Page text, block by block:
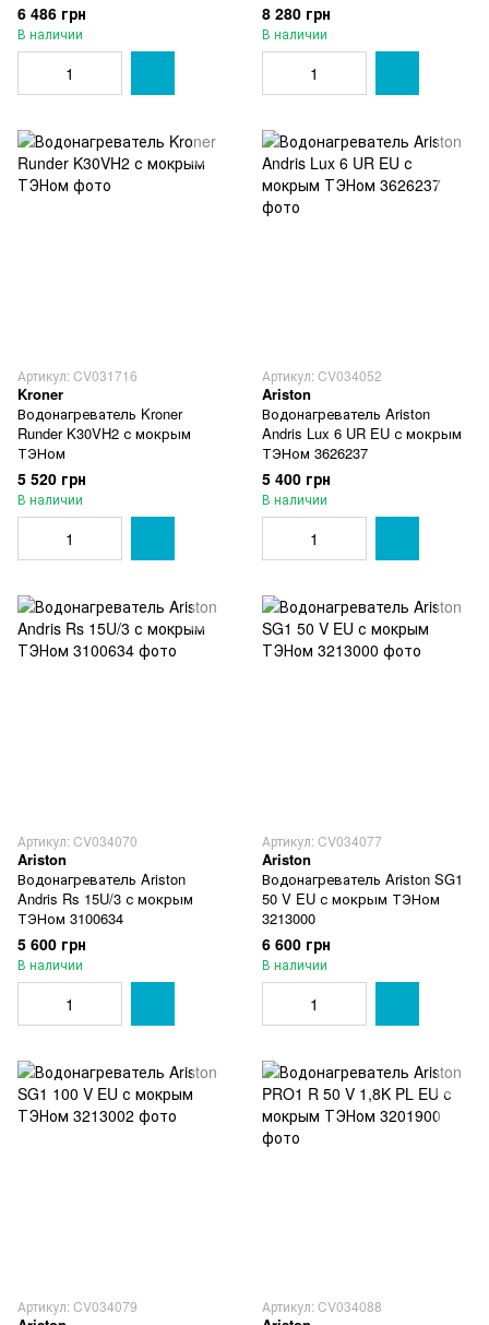
6 486 грн
В наличии
8 280 грн
В наличии
Артикул: CV031716
Kroner
Водонагреватель Kroner
Runder K30VH2 с мокрым
ТЭНом
5 520 грн
В наличии
Артикул: CV034052
Ariston
Водонагреватель Ariston
Andris Lux 6 UR EU с мокрым
ТЭНом 3626237
5 400 грн
В наличии
Артикул: CV034070
Ariston
Водонагреватель Ariston
Andris Rs 15U/3 с мокрым
ТЭНом 3100634
5 600 грн
В наличии
Артикул: CV034077
Ariston
Водонагреватель Ariston SG1
50 V EU с мокрым ТЭНом
3213000
6 600 грн
В наличии
Артикул: CV034079 Артикул: CV034088